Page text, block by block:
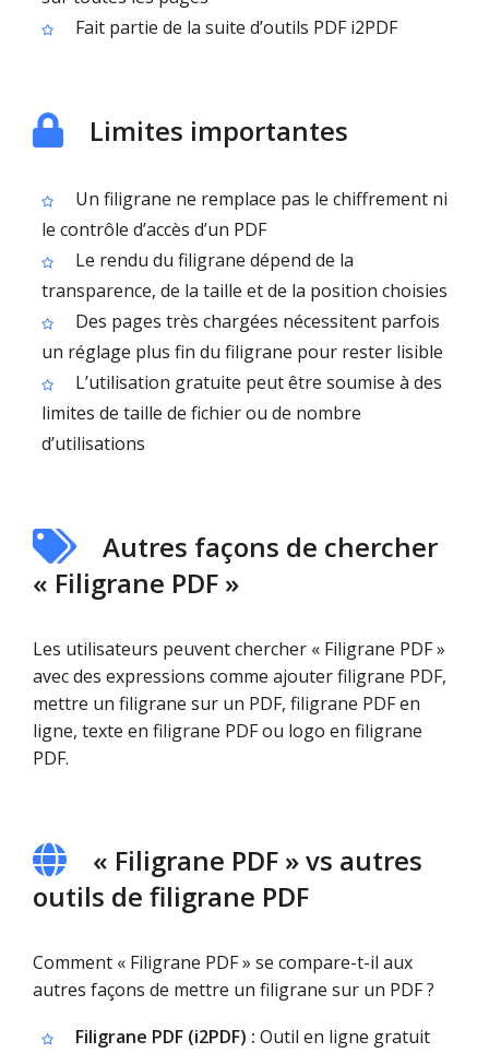
Fait partie de la suite d’outils PDF i2PDF
Limites importantes
Un filigrane ne remplace pas le chiffrement ni
le contrôle d’accès d’un PDF
Le rendu du filigrane dépend de la
transparence, de la taille et de la position choisies
Des pages très chargées nécessitent parfois
un réglage plus fin du filigrane pour rester lisible
L’utilisation gratuite peut être soumise à des
limites de taille de fichier ou de nombre
d’utilisations
Autres façons de chercher
« Filigrane PDF »
Les utilisateurs peuvent chercher « Filigrane PDF »
avec des expressions comme ajouter filigrane PDF,
mettre un filigrane sur un PDF, filigrane PDF en
ligne, texte en filigrane PDF ou logo en filigrane
PDF.
« Filigrane PDF » vs autres
outils de filigrane PDF
Comment « Filigrane PDF » se compare-t-il aux
autres façons de mettre un filigrane sur un PDF ?
Filigrane PDF (i2PDF) : Outil en ligne gratuit